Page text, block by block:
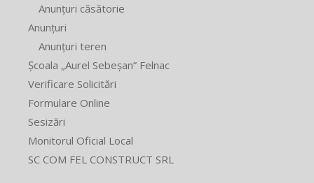
Anunțuri căsătorie
Anunțuri
Anunțuri teren
Școala „Aurel Sebeșan” Felnac
Verificare Solicitări
Formulare Online
Sesizări
Monitorul Oficial Local
SC COM FEL CONSTRUCT SRL